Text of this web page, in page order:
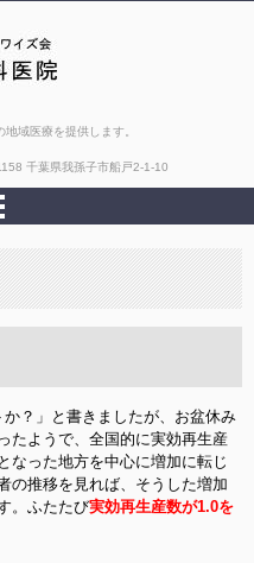
域医療を提供します。
千葉県我孫子市船戸2-1-10
？」と書きましたが、お盆休み
たようで、全国的に実効再生産
なった地方を中心に増加に転じ
の推移を見れば、そうした増加
。ふたたび実効再生産数が1.0を